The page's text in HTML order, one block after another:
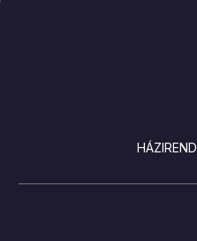
HÁZIREND